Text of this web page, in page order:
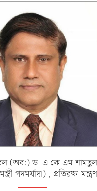
(অব:) ড. এ কে এম
পদমর্যাদা) , প্রতিরক্ষা